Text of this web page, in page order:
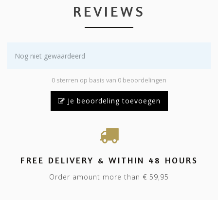
REVIEWS
Nog niet gewaardeerd
0 sterren op basis van 0 beoordelingen
Je beoordeling toevoegen
FREE DELIVERY & WITHIN 48 HOURS
Order amount more than € 59,95